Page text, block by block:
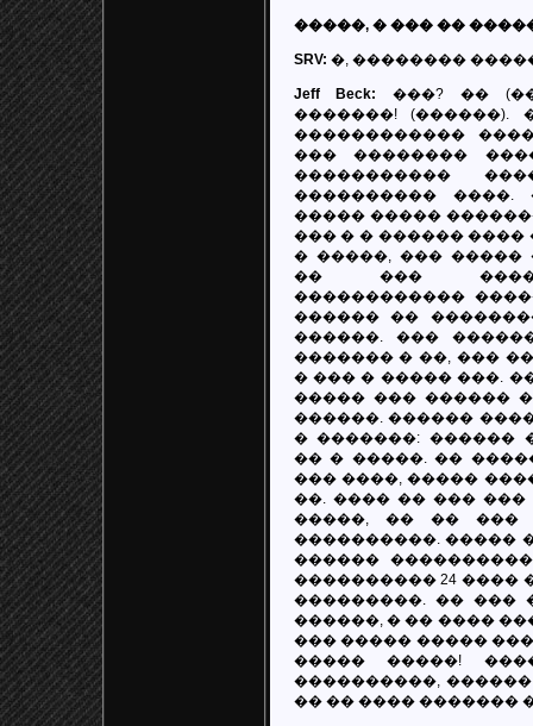
�����, � ��� ��
SRV: �, ��������
Jeff Beck: ���? ��
�������!
������������
��� ��������
�����������
���������� ����.
����� �����
��� � � ������ ����
� �����, ��� �����
�� ���
������������
������ ��
������. ���
������� � ��, ���
� ��� � ����� ���.
����� ��� ������
������. ������
� �������: ������
�� � �����. ��
��� ����, �����
��. ���� �� ��� ���
�����, �� �� ���
����������. �����
������
���������� 24 ����
���������. �� ���
������, � �� ����
��� ����� �����
����� �����!
����������,
�� �� ���� �������